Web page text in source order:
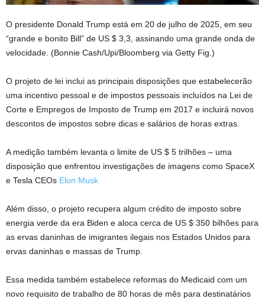
O presidente Donald Trump está em 20 de julho de 2025, em seu
“grande e bonito Bill” de US $ 3,3, assinando uma grande onda de
velocidade. (Bonnie Cash/Upi/Bloomberg via Getty Fig.)
O projeto de lei inclui as principais disposições que estabelecerão
uma incentivo pessoal e de impostos pessoais incluídos na Lei de
Corte e Empregos de Imposto de Trump em 2017 e incluirá novos
descontos de impostos sobre dicas e salários de horas extras.
A medição também levanta o limite de US $ 5 trilhões – uma
disposição que enfrentou investigações de imagens como SpaceX
e Tesla CEOs Elon Musk
Além disso, o projeto recupera algum crédito de imposto sobre
energia verde da era Biden e aloca cerca de US $ 350 bilhões para
as ervas daninhas de imigrantes ilegais nos Estados Unidos para
ervas daninhas e massas de Trump.
Essa medida também estabelece reformas do Medicaid com um
novo requisito de trabalho de 80 horas de mês para destinatários